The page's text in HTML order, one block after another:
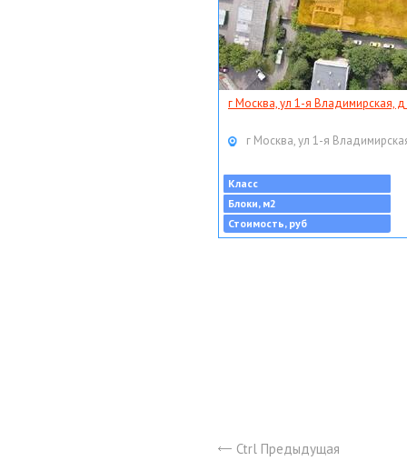
г Москва, ул 1-я Владимирская, д
г Москва, ул 1-я
Класс
Блоки, м2
Стоимость, руб
Ctrl Предыдущая